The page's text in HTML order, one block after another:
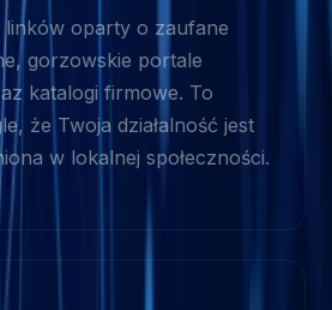
linków oparty o zaufane
gorzowskie portale
katalogi firmowe. To
że Twoja działalność jest
w lokalnej społeczności.